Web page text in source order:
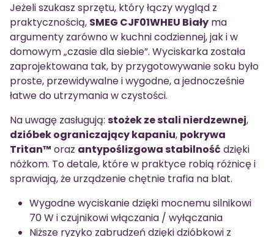
Jeżeli szukasz sprzętu, który łączy wygląd z
praktycznością, SMEG CJF01WHEU Biały ma
argumenty zarówno w kuchni codziennej, jak i w
domowym „czasie dla siebie”. Wyciskarka została
zaprojektowana tak, by przygotowywanie soku było
proste, przewidywalne i wygodne, a jednocześnie
łatwe do utrzymania w czystości.
Na uwagę zasługują: stożek ze stali nierdzewnej,
dzióbek ograniczający kapaniu, pokrywa
Tritan™ oraz antypoślizgowa stabilność dzięki
nóżkom. To detale, które w praktyce robią różnicę i
sprawiają, że urządzenie chętnie trafia na blat.
Wygodne wyciskanie dzięki mocnemu silnikowi
70 W i czujnikowi włączania / wyłączania
Niższe ryzyko zabrudzeń dzięki dzióbkowi z